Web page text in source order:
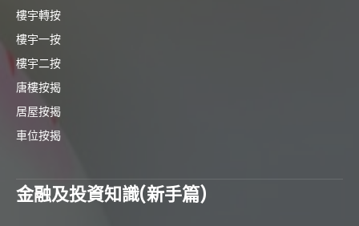
樓宇轉按
樓宇一按
樓宇二按
唐樓按揭
居屋按揭
車位按揭
金融及投資知識(新手篇)